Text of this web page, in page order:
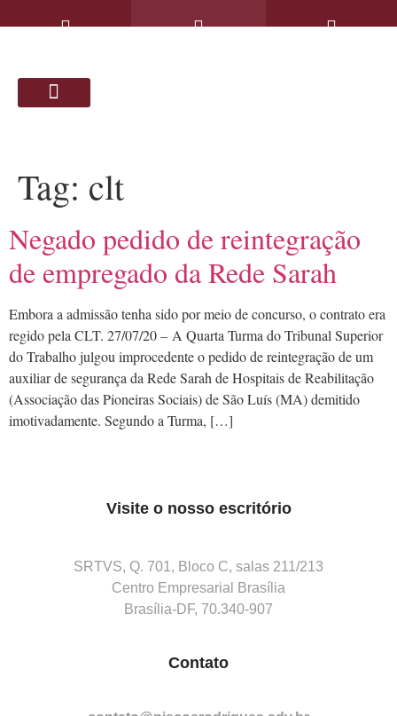
Tag: clt
Negado pedido de reintegração
de empregado da Rede Sarah
Embora a admissão tenha sido por meio de concurso, o contrato era
regido pela CLT. 27/07/20 – A Quarta Turma do Tribunal Superior
do Trabalho julgou improcedente o pedido de reintegração de um
auxiliar de segurança da Rede Sarah de Hospitais de Reabilitação
(Associação das Pioneiras Sociais) de São Luís (MA) demitido
imotivadamente. Segundo a Turma, […]
Visite o nosso escritório
SRTVS, Q. 701, Bloco C, salas 211/213
Centro Empresarial Brasília
Brasília-DF, 70.340-907
Contato